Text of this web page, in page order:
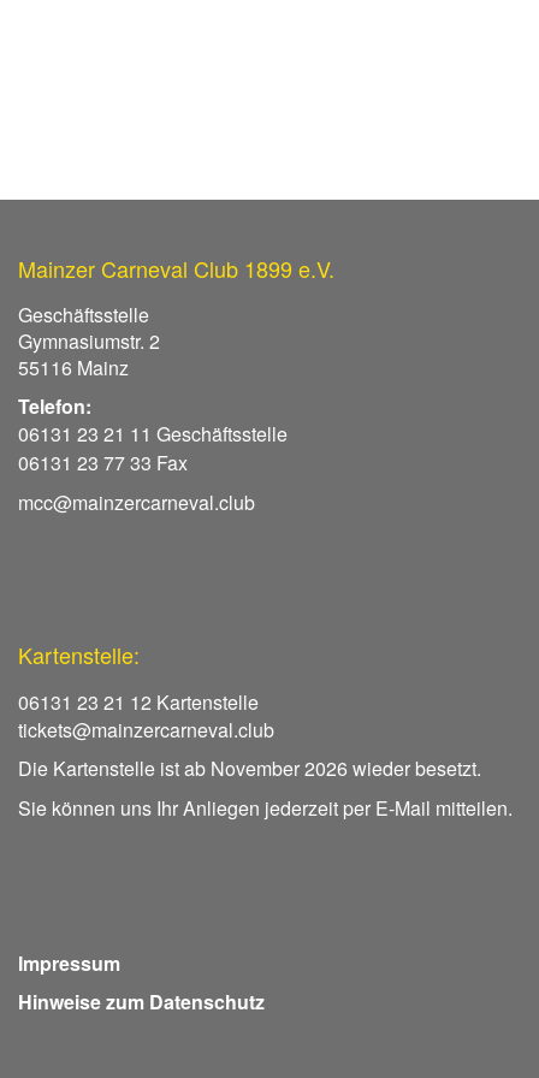
Mainzer Carneval Club 1899 e.V.
Geschäftsstelle
Gymnasiumstr. 2
55116 Mainz
Telefon:
06131 23 21 11 Geschäftsstelle
06131 23 77 33 Fax
mcc@mainzercarneval.club
Kartenstelle:
06131 23 21 12 Kartenstelle
tickets@mainzercarneval.club
Die Kartenstelle ist ab November 2026 wieder besetzt.
Sie können uns Ihr Anliegen jederzeit per E-Mail mitteilen.
Impressum
Hinweise zum Datenschutz